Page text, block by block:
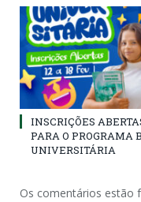
INSCRIÇÕES
PARA O PROGRAMA
UNIVERSITÁRIA
Os comentários estão